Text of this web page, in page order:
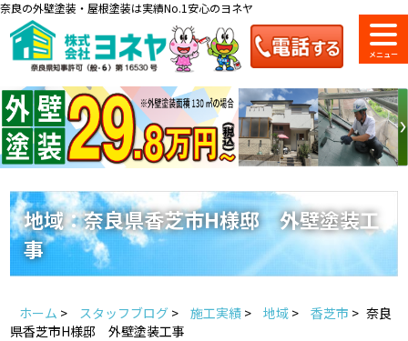
奈良の外壁塗装・屋根塗装は実績No.1安心のヨネヤ
料金一覧 会社案内 ショールーム
のご紹介
来店予約 お電話
地域の事例がいっぱい
地域：奈良県香芝市H様邸 外壁塗装工
事
ホーム > スタッフブログ > 施工実績 > 地域 > 香芝市 > 奈良
県香芝市H様邸 外壁塗装工事